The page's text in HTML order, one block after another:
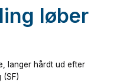
løber
langer hårdt ud efter
(SF)